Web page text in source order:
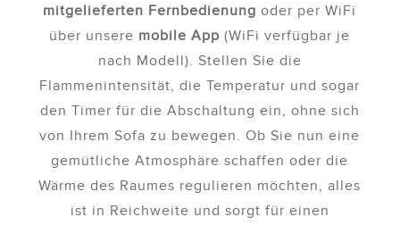
mitgelieferten Fernbedienung oder per WiFi
über unsere mobile App (WiFi verfügbar je
nach Modell). Stellen Sie die
Flammenintensität, die Temperatur und sogar
den Timer für die Abschaltung ein, ohne sich
von Ihrem Sofa zu bewegen. Ob Sie nun eine
gemütliche Atmosphäre schaffen oder die
Wärme des Raumes regulieren möchten, alles
ist in Reichweite und sorgt für einen